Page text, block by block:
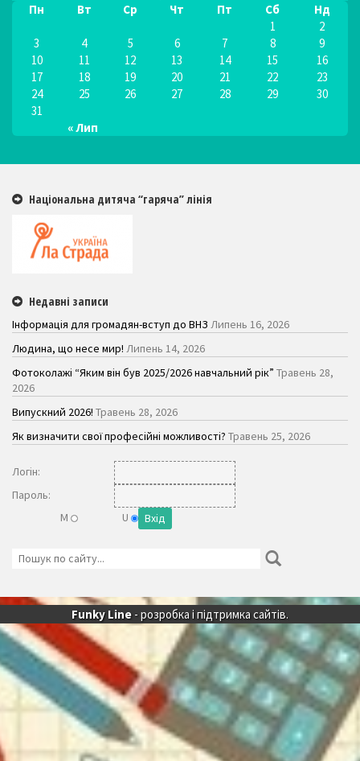
Пн
Вт Ср Чт Пт Сб Нд
« Лип
1
2
3
4 5 6 7 8
9
10
11 12 13 14 15
16
17
18 19 20 21 22
23
24
25 26 27 28 29
30
31
Національна дитяча “гаряча” лінія
Недавні записи
Інформація для громадян-вступ до ВНЗ Липень 16, 2026
Людина, що несе мир! Липень 14, 2026
Фотоколажі “Яким він був 2025/2026 навчальний рік” Травень 28,
2026
Випускний 2026! Травень 28, 2026
Як визначити свої професійні можливості? Травень 25, 2026
Логiн:
Пароль:
M
U
Funky Line - розробка і підтримка сайтів.